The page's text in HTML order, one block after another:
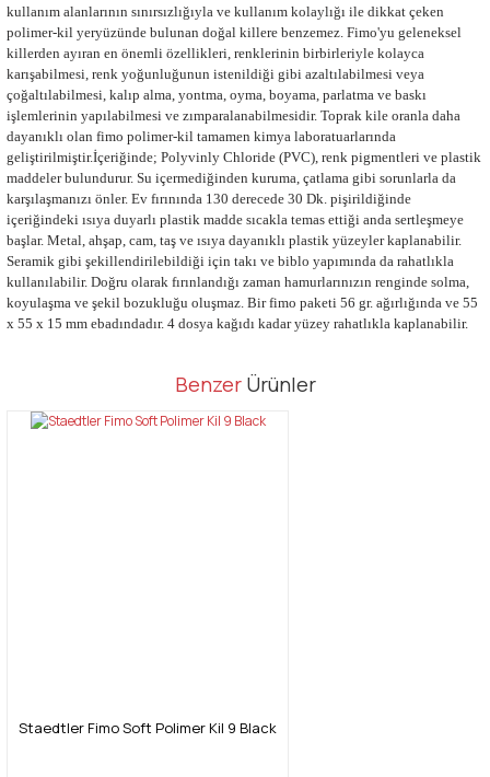
kullanım alanlarının sınırsızlığıyla ve kullanım kolaylığı ile dikkat çeken
polimer-kil yeryüzünde bulunan doğal killere benzemez. Fimo'yu geleneksel
killerden ayıran en önemli özellikleri, renklerinin birbirleriyle kolayca
karışabilmesi, renk yoğunluğunun istenildiği gibi azaltılabilmesi veya
çoğaltılabilmesi, kalıp alma, yontma, oyma, boyama, parlatma ve baskı
işlemlerinin yapılabilmesi ve zımparalanabilmesidir. Toprak kile oranla daha
dayanıklı olan fimo polimer-kil tamamen kimya laboratuarlarında
geliştirilmiştir.İçeriğinde; Polyvinly Chloride (PVC), renk pigmentleri ve plastik
maddeler bulundurur. Su içermediğinden kuruma, çatlama gibi sorunlarla da
karşılaşmanızı önler. Ev fırınında 130 derecede 30 Dk. pişirildiğinde
içeriğindeki ısıya duyarlı plastik madde sıcakla temas ettiği anda sertleşmeye
başlar. Metal, ahşap, cam, taş ve ısıya dayanıklı plastik yüzeyler kaplanabilir.
Seramik gibi şekillendirilebildiği için takı ve biblo yapımında da rahatlıkla
kullanılabilir. Doğru olarak fırınlandığı zaman hamurlarınızın renginde solma,
koyulaşma ve şekil bozukluğu oluşmaz. Bir fimo paketi 56 gr. ağırlığında ve 55
x 55 x 15 mm ebadındadır. 4 dosya kağıdı kadar yüzey rahatlıkla kaplanabilir.
Bu ürüne ilk yorumu siz yapın!
Bu ürünün fiyat bilgisi, resim, ürün açıklamalarında ve diğer
tarafımıza iletebilirsiniz.
Benzer Ürünler
Staedtler Fimo Soft Polimer Kil 9 Black